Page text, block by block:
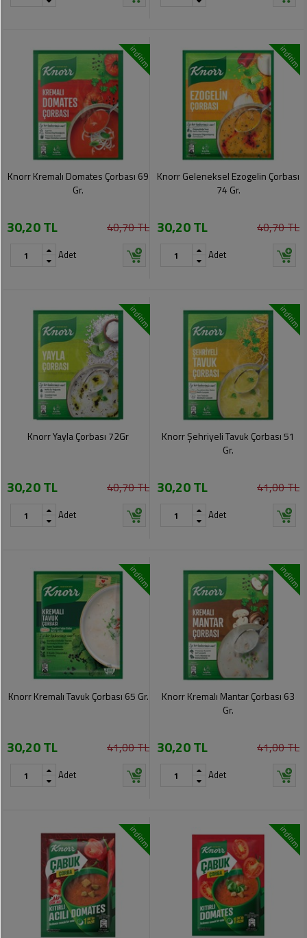
indirim
Knorr Kremalı Domates Çorbası 69
Gr.
30,20 TL 40,70 TL
Adet
indirim
Knorr Geleneksel Ezogelin Çorbası
74 Gr.
30,20 TL 40,70 TL
Adet
indirim
Knorr Yayla Çorbası 72Gr
30,20 TL 40,70 TL
Adet
indirim
Knorr Şehriyeli Tavuk Çorbası 51
Gr.
30,20 TL 41,00 TL
Adet
indirim
Knorr Kremalı Tavuk Çorbası 65 Gr.
30,20 TL 41,00 TL
Adet
indirim
Knorr Kremalı Mantar Çorbası 63
Gr.
30,20 TL 41,00 TL
Adet
indirim indirim